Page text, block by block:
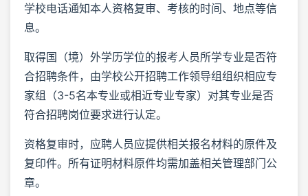
学校电话通知本人资格复审、考核的时间、地点等信
息。
取得国（境）外学历学位的报考人员所学专业是否符
合招聘条件，由学校公开招聘工作领导组组织相应专
家组（3-5名本专业或相近专业专家）对其专业是否
符合招聘岗位要求进行认定。
资格复审时，应聘人员应提供相关报名材料的原件及
复印件。所有证明材料原件均需加盖相关管理部门公
章。